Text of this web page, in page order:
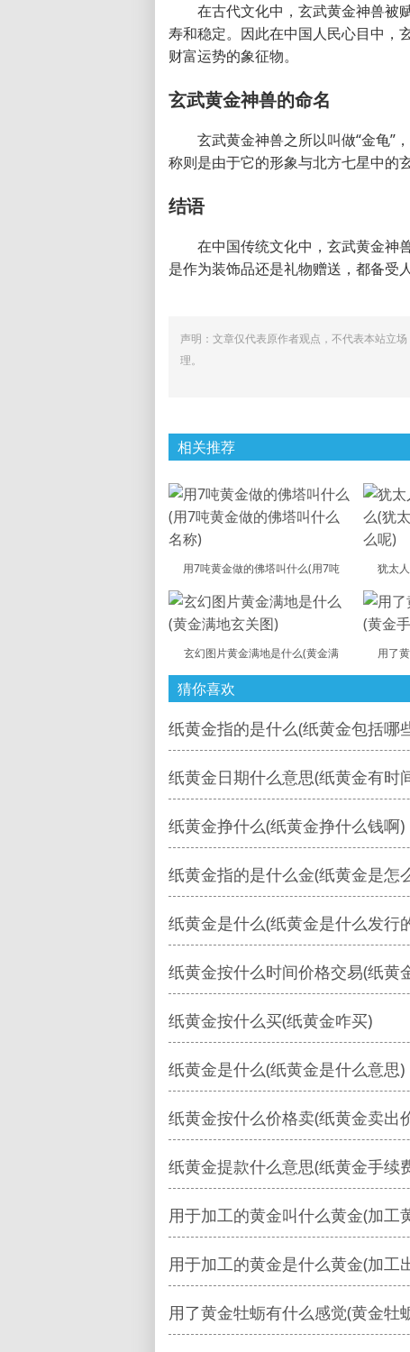
在古代文化中，玄武黄金神兽被
寿和稳定。因此在中国人民心目中，
财富运势的象征物。
玄武黄金神兽的命名
玄武黄金神兽之所以叫做“金龟”
称则是由于它的形象与北方七星中的
结语
在中国传统文化中，玄武黄金神
是作为装饰品还是礼物赠送，都备受
声明：文章仅代表原作者观点，不代表本站立
理。
相关推荐
用7吨黄金做的佛塔叫什么(用7吨 犹太
玄幻图片黄金满地是什么(黄金满 用了
猜你喜欢
纸黄金指的是什么(纸黄金包括哪
纸黄金日期什么意思(纸黄金有时
纸黄金挣什么(纸黄金挣什么钱啊)
纸黄金指的是什么金(纸黄金是怎
纸黄金是什么(纸黄金是什么发行
纸黄金按什么时间价格交易(纸黄
纸黄金按什么买(纸黄金咋买)
纸黄金是什么(纸黄金是什么意思)
纸黄金按什么价格卖(纸黄金卖出
纸黄金提款什么意思(纸黄金手续
用于加工的黄金叫什么黄金(加工
用于加工的黄金是什么黄金(加工
用了黄金牡蛎有什么感觉(黄金牡